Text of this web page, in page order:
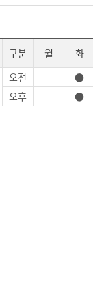
구분 월 화
오전 ●
오후 ●